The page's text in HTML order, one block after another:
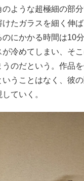
ような超極細の部
けたガラスを細く伸
にかかる時間は10
冷めてしまい、そ
のだという。作品
うことはなく、彼
ていく。